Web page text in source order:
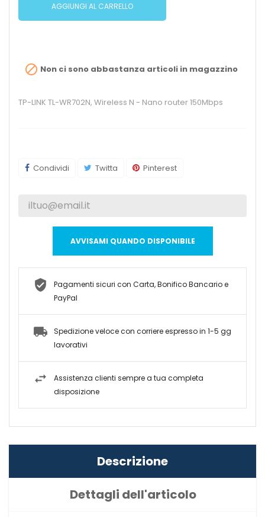
AGGIUNGI AL CARRELLO
 Non ci sono abbastanza articoli in magazzino
TP-LINK TL-WR702N, Wireless N - Nano router 150Mbps
Condividi Twitta Pinterest
AVVISAMI QUANDO DISPONIBILE
Pagamenti sicuri con Carta, Bonifico Bancario e
PayPal
Spedizione veloce con corriere espresso in 1-5 gg
lavorativi
Assistenza clienti sempre a tua completa
disposizione
Descrizione
Dettagli dell'articolo